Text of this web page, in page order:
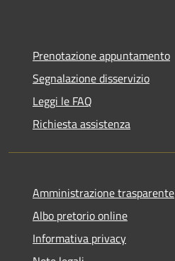
Prenotazione appuntamento
Segnalazione disservizio
Leggi le FAQ
Richiesta assistenza
Amministrazione trasparente
Albo pretorio online
Informativa privacy